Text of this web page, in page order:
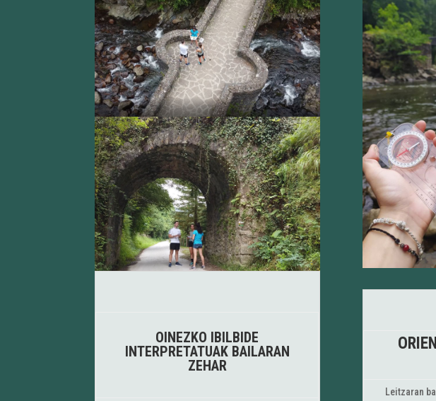
OINEZKO IBILBIDE
INTERPRETATUAK BAILARAN
ZEHAR
Leitzaran